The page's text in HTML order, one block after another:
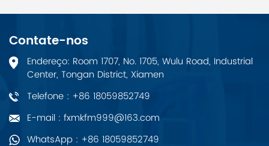
Contate-nos
Endereço: Room 1707, No. 1705, Wulu Road, Industrial
Center, Tongan District, Xiamen
Telefone : +86 18059852749
E-mail : fxmkfm999@163.com
WhatsApp : +86 18059852749